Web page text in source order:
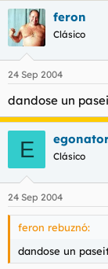
feron
Clásico
24 Sep 2004
dandose un
E Clásico
24 Sep 2004
feron rebuznó:
dandose un